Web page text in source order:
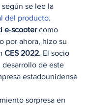
se lee la
del producto.
e-scooter como
por ahora, hizo su
CES 2022. El socio
de este
estadounidense
sorpresa en